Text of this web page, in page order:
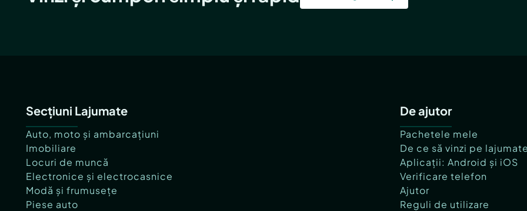
Secțiuni Lajumate
Auto, moto și ambarcațiuni
Imobiliare
Locuri de muncă
Electronice și electrocasnice
Modă și frumusețe
Piese auto
De ajutor
Pachetele mele
De ce să vinzi pe
Aplicații: Android și iOS
Verificare telefon
Ajutor
Reguli de utilizare